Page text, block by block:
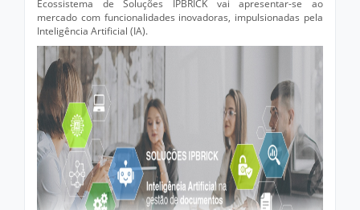
Ecossistema de Soluções IPBRICK vai apresentar-se ao
mercado com funcionalidades inovadoras, impulsionadas pela
Inteligência Artificial (IA).